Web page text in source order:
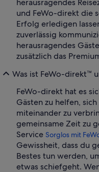
herausragendes
und FeWo-direkt die
Erfolg erledigen
zuverlässig
herausragendes
zusätzlich das
Was ist FeWo-direkt™
FeWo-direkt hat es
Gästen zu helfen,
miteinander zu
gemeinsame Zeit zu
Service Sorglos mit
Gewissheit, dass du
Bestes tun werden,
etwas schiefgeht.